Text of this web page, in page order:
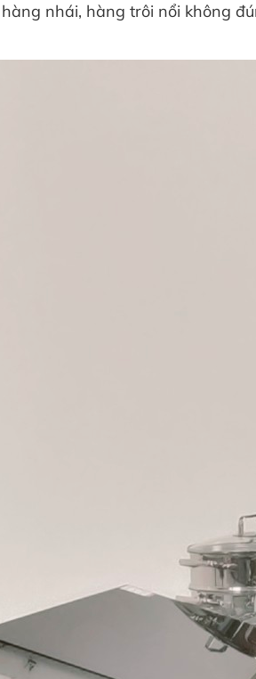
nhái, hàng trôi nổi không